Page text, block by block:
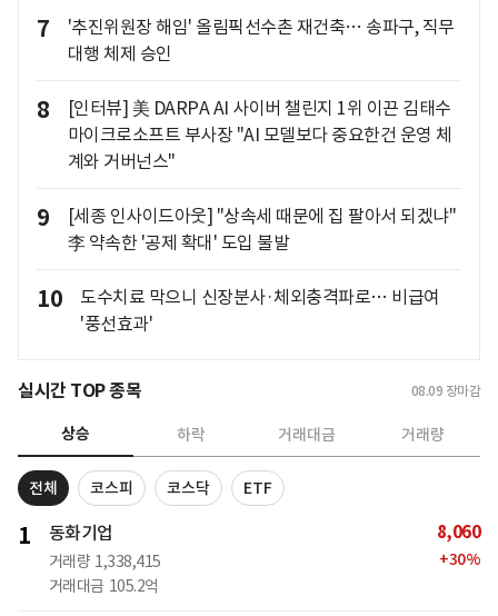
7
'추진위원장 해임' 올림픽선수촌 재건축… 송파구, 직무
대행 체제 승인
8
[인터뷰] 美 DARPA AI 사이버 챌린지 1위 이끈 김태수
마이크로소프트 부사장 "AI 모델보다 중요한건 운영 체
계와 거버넌스"
9
[세종 인사이드아웃] "상속세 때문에 집 팔아서 되겠냐"
李 약속한 '공제 확대' 도입 불발
10
도수치료 막으니 신장분사·체외충격파로… 비급여
'풍선효과'
실시간 TOP 종목 08.09 장마감
상승 하락 거래대금 거래량
전체 코스피 코스닥 ETF
1 동화기업
거래량 1,338,415
거래대금 105.2억
8,060
+30%